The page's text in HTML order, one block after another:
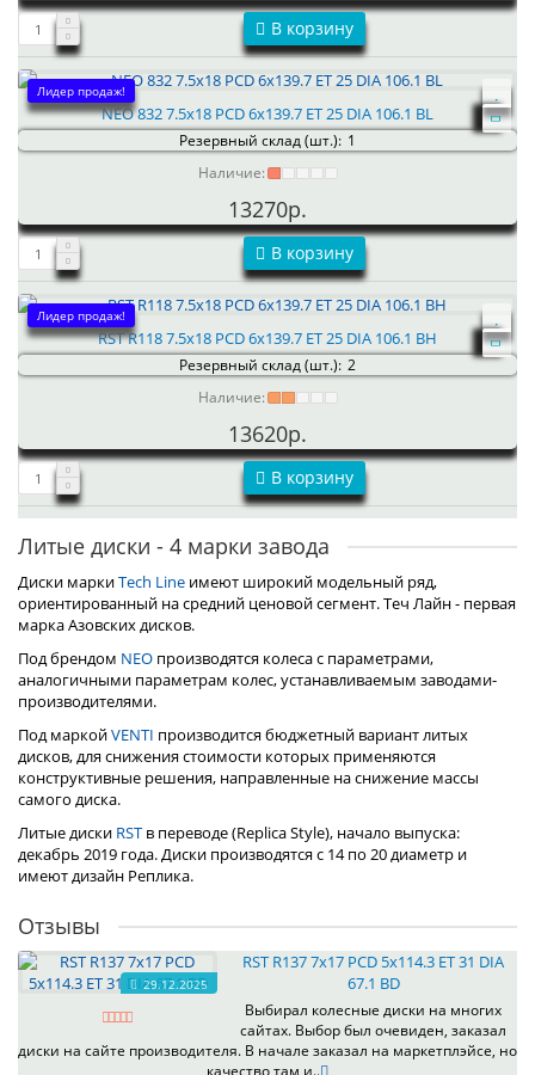
В корзину
Лидер продаж!
NEO 832 7.5x18 PCD 6x139.7 ET 25 DIA 106.1 BL
Резервный склад (шт.): 1
Наличие:
13270р.
В корзину
Лидер продаж!
RST R118 7.5x18 PCD 6x139.7 ET 25 DIA 106.1 BH
Резервный склад (шт.): 2
Наличие:
13620р.
В корзину
Литые диски - 4 марки завода
Диски маркиTech Line имеют широкий модельный ряд,
ориентированный на средний ценовой сегмент. Теч Лайн - первая
марка Азовских дисков.
Под брендом NEO производятся колеса с параметрами,
аналогичными параметрам колес, устанавливаемым заводами-
производителями.
Под маркойVENTI производится бюджетный вариант литых
дисков, для снижения стоимости которых применяются
конструктивные решения, направленные на снижение массы
самого диска.
Литые диски RST в переводе (Replica Style), начало выпуска:
декабрь 2019 года. Диски производятся с 14 по 20 диаметр и
имеют дизайн Реплика.
Отзывы
29.12.2025
RST R137 7x17 PCD 5x114.3 ET 31 DIA
67.1 BD
Выбирал колесные диски на многих
сайтах. Выбор был очевиден, заказал
диски на сайте производителя. В начале заказал на маркетплэйсе, но
качество там и..